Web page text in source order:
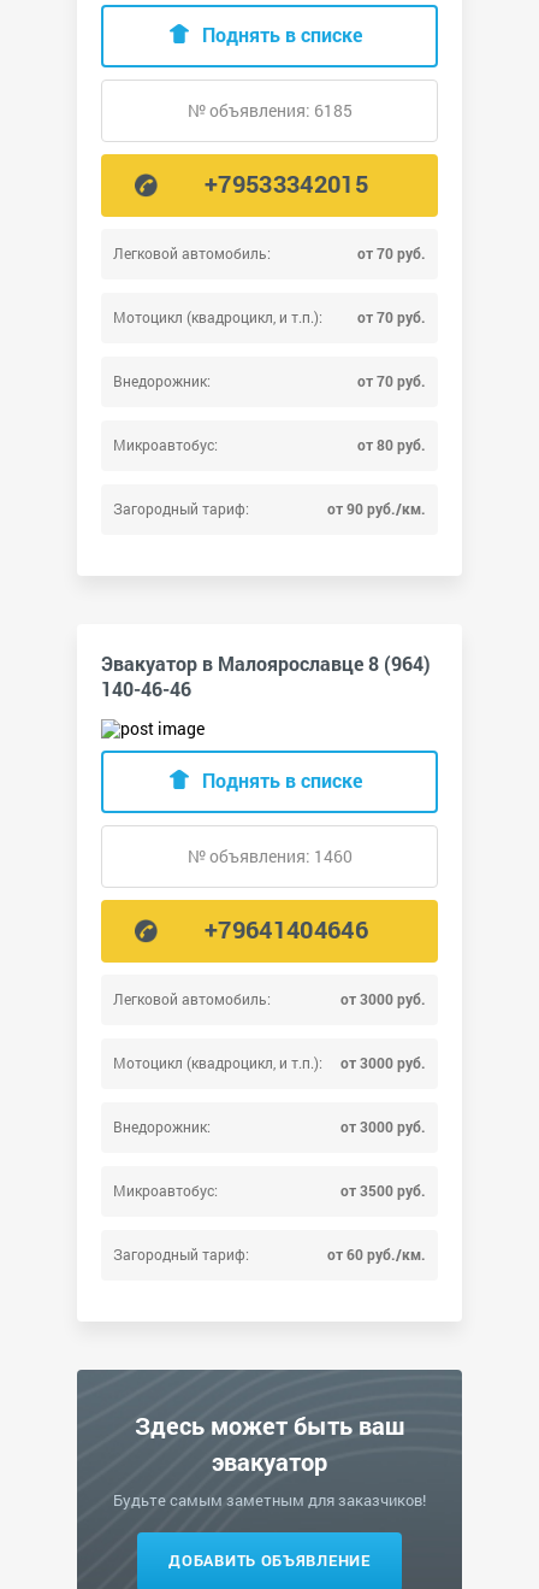
Легковой автомобиль: от 70 руб.
Мотоцикл (квадроцикл, и т.п.): от 70 руб.
Внедорожник: от 70 руб.
Микроавтобус: от 80 руб.
Загородный тариф: от 90 руб./км.
Поднять в списке
№ объявления: 6185
+79533342015
Эвакуатор в Малоярославце 8 (964)
140-46-46
Легковой автомобиль: от 3000 руб.
Мотоцикл (квадроцикл, и т.п.): от 3000 руб.
Внедорожник: от 3000 руб.
Микроавтобус: от 3500 руб.
Загородный тариф: от 60 руб./км.
Поднять в списке
№ объявления: 1460
+79641404646
Здесь может быть ваш
эвакуатор
Будьте самым заметным для заказчиков!
ДОБАВИТЬ ОБЪЯВЛЕНИЕ